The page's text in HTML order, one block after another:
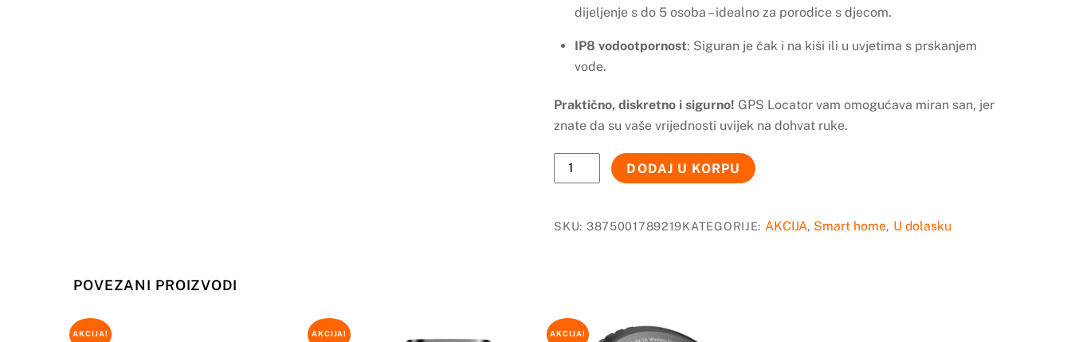
dijeljenje s do 5 osoba – idealno za porodice s djecom.
IP8 vodootpornost: Siguran je čak i na kiši ili u uvjetima s prskanjem
vode.
Praktično, diskretno i sigurno! GPS Locator vam omogućava miran san, jer
znate da su vaše vrijednosti uvijek na dohvat ruke.
GPS
LOCATOR
količina
DODAJ U KORPU
SKU: 3875001789219KATEGORIJE: AKCIJA, Smart home, U dolasku
POVEZANI PROIZVODI
AKCIJA! AKCIJA! AKCIJA!